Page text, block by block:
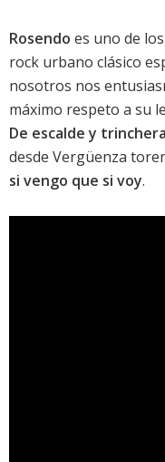
Rosendo es uno de
rock urbano clásico
nosotros nos
máximo respeto a su
De escalde y trinchera
desde Vergüenza
si vengo que si voy.